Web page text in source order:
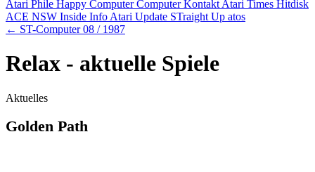
Atari Phile Happy ComputerComputer Kontakt Atari Times Hitdisk
ACE NSW Inside Info Atari Update STraight Up atos
← ST-Computer 08 / 1987
Relax - aktuelle Spiele
Aktuelles
Golden Path